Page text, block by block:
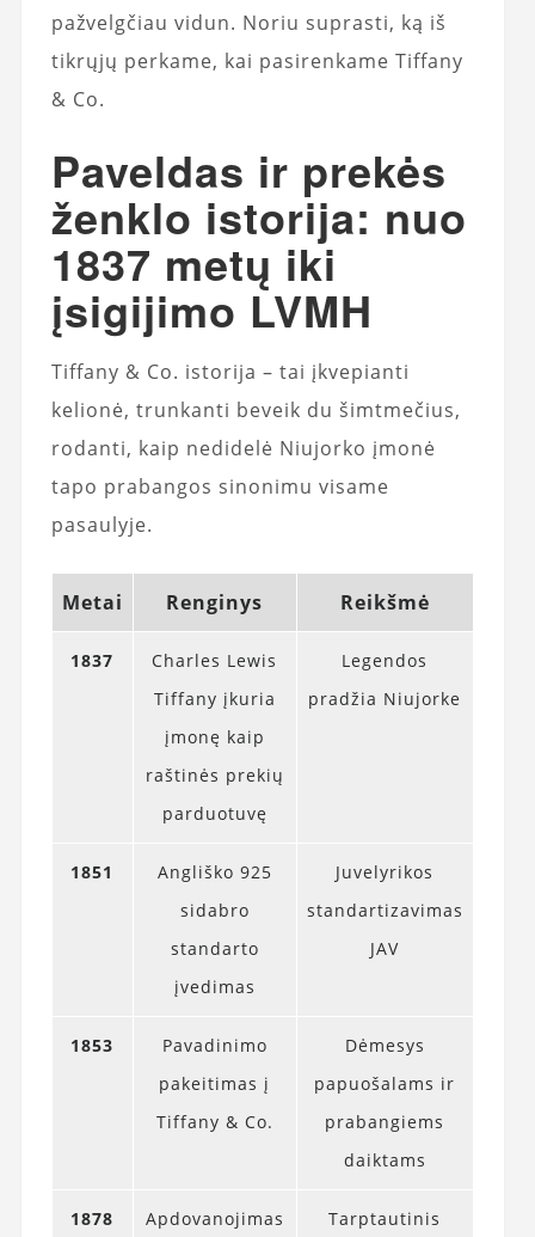
pažvelgčiau vidun. Noriu suprasti, ką iš
tikrųjų perkame, kai pasirenkame Tiffany
& Co.
Paveldas ir prekės
ženklo istorija: nuo
1837 metų iki
įsigijimo LVMH
Tiffany & Co. istorija – tai įkvepianti
kelionė, trunkanti beveik du šimtmečius,
rodanti, kaip nedidelė Niujorko įmonė
tapo prabangos sinonimu visame
pasaulyje.
Metai Renginys Reikšmė
1837
Charles Lewis
Tiffany įkuria
įmonę kaip
raštinės prekių
parduotuvę
Legendos
pradžia Niujorke
1851
Angliško 925
sidabro
standarto
įvedimas
Juvelyrikos
standartizavimas
JAV
1853
Pavadinimo
pakeitimas į
Tiffany & Co.
Dėmesys
papuošalams ir
prabangiems
daiktams
1878 Apdovanojimas Tarptautinis